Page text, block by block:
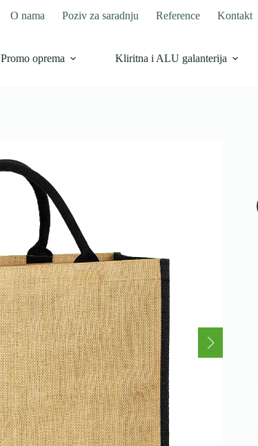
O nama Poziv za saradnju Reference Kontakt
Promo oprema Kliritna i ALU galanterija